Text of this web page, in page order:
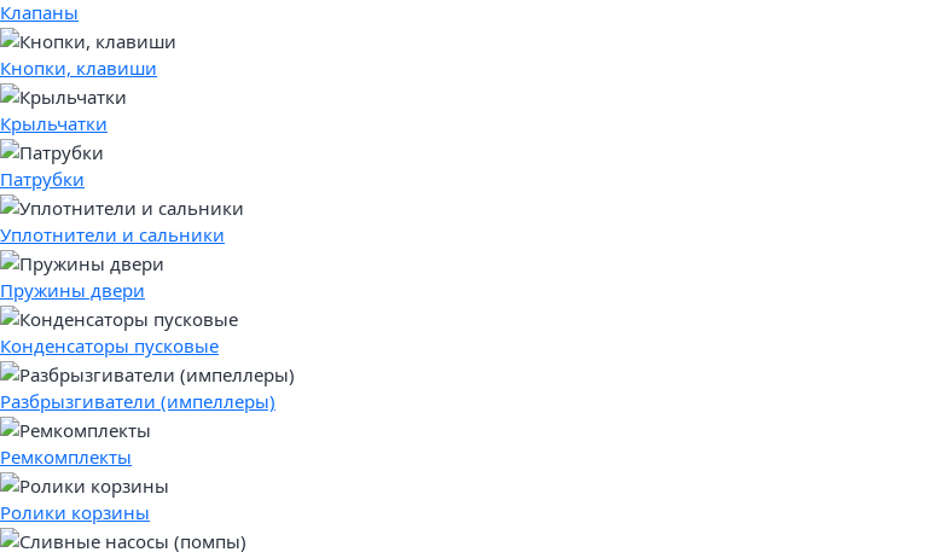
Клапаны
Кнопки, клавиши
Крыльчатки
Патрубки
Уплотнители и сальники
Пружины двери
Конденсаторы пусковые
Разбрызгиватели (импеллеры)
Ремкомплекты
Ролики корзины